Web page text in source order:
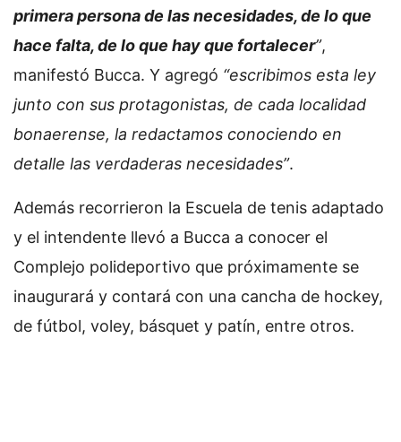
primera persona de las necesidades, de lo que
hace falta, de lo que hay que fortalecer”,
manifestó Bucca. Y agregó “escribimos esta ley
junto con sus protagonistas, de cada localidad
bonaerense, la redactamos conociendo en
detalle las verdaderas necesidades”.
Además recorrieron la Escuela de tenis adaptado
y el intendente llevó a Bucca a conocer el
Complejo polideportivo que próximamente se
inaugurará y contará con una cancha de hockey,
de fútbol, voley, básquet y patín, entre otros.